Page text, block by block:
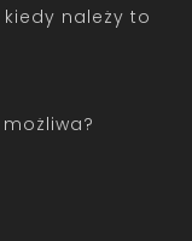
kiedy należy to